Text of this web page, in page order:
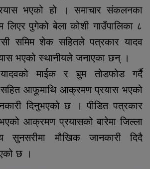
भएको हो । समाचार संकलनका
लिएर पुगेको बेला कोशी गाउँपालिका ८
समिम शेक सहितले पत्रकार यादव
भएको स्थानीयले जनाएका छन् ।
माईक र बुम तोडफोड गर्दै
सहित आफूमाथि आक्रमण प्रयास भएको
दिनुभएको छ । पीडित पत्रकार
आक्रमण प्रयासको बारेमा जिल्ला
सुनसरीमा मौखिक जानकारी दिदै
छ ।